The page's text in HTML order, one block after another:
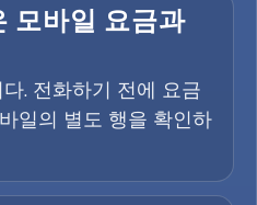
모바일 요금과
. 전화하기 전에 요금
일의 별도 행을 확인하